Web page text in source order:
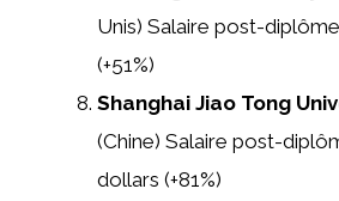
Unis) Salaire post-
(+51%)
Shanghai Jiao Tong
(Chine) Salaire post-
dollars (+81%)